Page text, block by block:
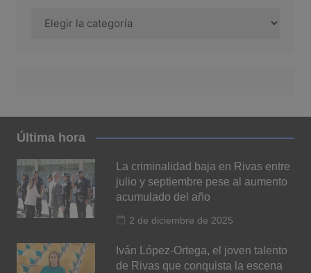
Última hora
La criminalidad baja en Rivas entre
julio y septiembre pese al aumento
acumulado del año
2 de diciembre de 2025
Iván López-Ortega, el joven talento
de Rivas que conquista la escena